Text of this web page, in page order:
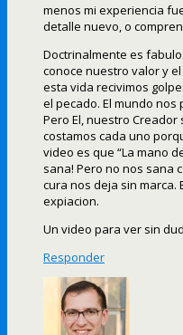
menos mi experiencia
detalle nuevo, o
Doctrinalmente es
conoce nuestro valor y
esta vida recivimos
el pecado. El mundo
Pero El, nuestro
costamos cada uno
video es que “La mano
sana! Pero no nos sana
cura nos deja sin marca.
expiacion.
Un video para ver sin
Responder